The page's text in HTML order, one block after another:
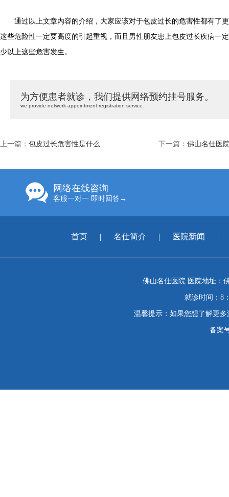
通过以上文章内容的介绍，大家应该对于包皮过长的危害性都有了
这些危险性一定要高度的引起重视，而且男性朋友患上包皮过长疾病一
少以上这些危害发生。
为方便患者就诊，我们提供网络预约挂号服务。
we provide network appointment registration service.
上一篇： 包皮过长危害性是什么 下一篇： 佛山名仕医
网络在线咨询
客服一对一 即时回答→
首页 | 名仕简介 | 医院新闻 |
佛山名仕医院 医院地址：
就诊时间：8
温馨提示：如果您想了解更
备案